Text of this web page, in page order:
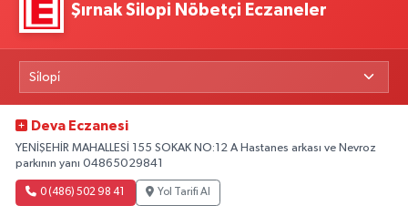
Şırnak Silopi Nöbetçi Eczaneler
Deva Eczanesi
YENİŞEHİR MAHALLESİ 155 SOKAK NO:12 A Hastanes arkası ve Nevroz
parkının yanı 04865029841
0 (486) 502 98 41 Yol Tarifi Al